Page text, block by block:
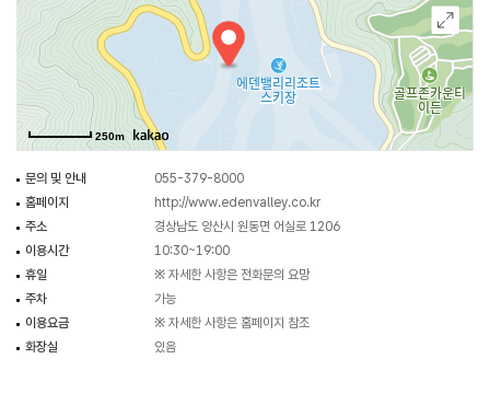
250m
문의 및 안내
055-379-8000
홈페이지
http://www.edenvalley.co.kr
주소
경상남도 양산시 원동면 어실로 1206
이용시간
10:30~19:00
휴일
※ 자세한 사항은 전화문의 요망
주차
가능
이용요금
※ 자세한 사항은 홈페이지 참조
화장실
있음